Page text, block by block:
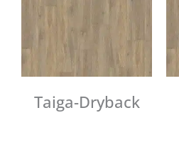
Taiga-Dryback